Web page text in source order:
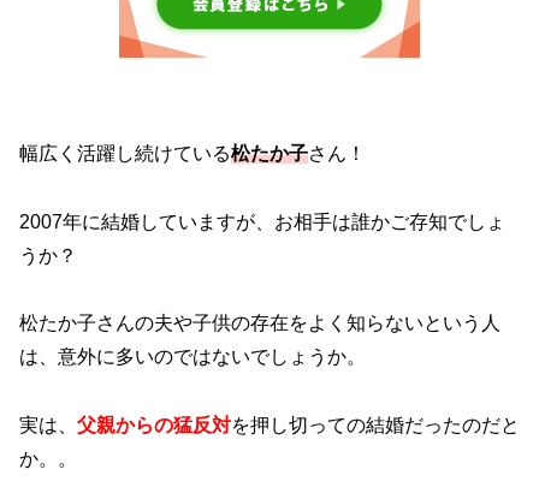
幅広く活躍し続けている松たか子さん！
2007年に結婚していますが、お相手は誰かご存知でしょ
うか？
松たか子さんの夫や子供の存在をよく知らないという人
は、意外に多いのではないでしょうか。
実は、 父親からの猛反対を押し切っての結婚だったのだと
か。。